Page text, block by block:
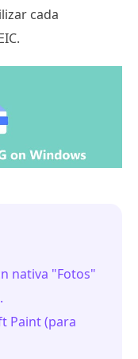
cada
nativa "Fotos"
Paint (para